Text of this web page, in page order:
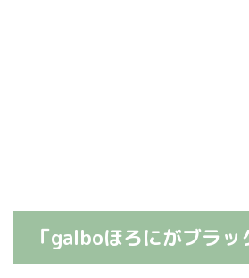
「galboほろにがブラッ